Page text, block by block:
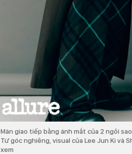
Màn giao tiếp bằng ánh mắt của 2 ngôi
Từ góc nghiêng, visual của Lee Jun Ki và
xem